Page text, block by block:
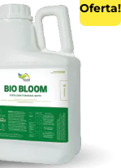
Oferta!